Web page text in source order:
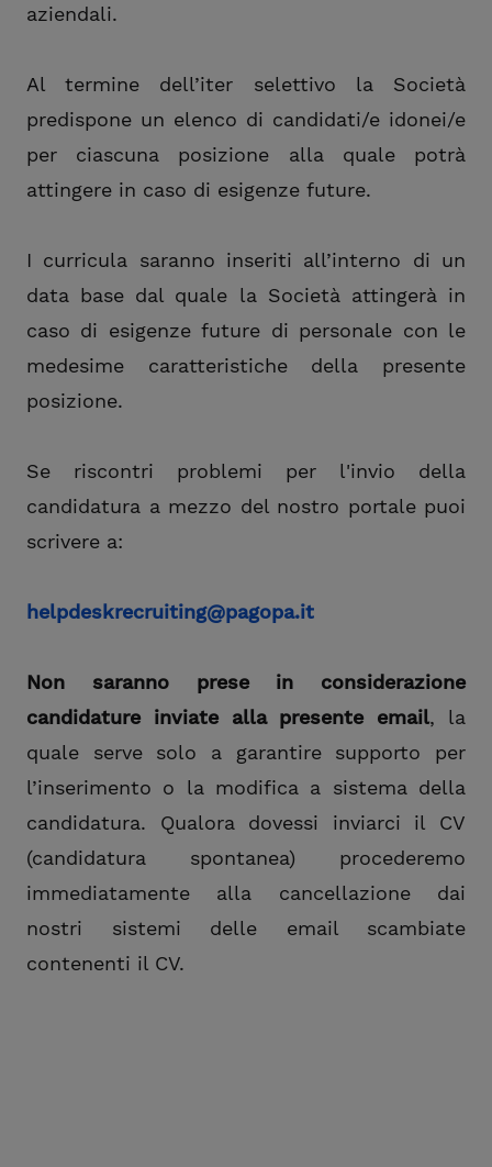
aziendali.
Al termine dell’iter selettivo la Società
predispone un elenco di candidati/e idonei/e
per ciascuna posizione alla quale potrà
attingere in caso di esigenze future.
I curricula saranno inseriti all’interno di un
data base dal quale la Società attingerà in
caso di esigenze future di personale con le
medesime caratteristiche della presente
posizione.
Se riscontri problemi per l'invio della
candidatura a mezzo del nostro portale puoi
scrivere a:
helpdeskrecruiting@pagopa.it
Non saranno prese in considerazione
candidature inviate alla presente email, la
quale serve solo a garantire supporto per
l’inserimento o la modifica a sistema della
candidatura. Qualora dovessi inviarci il CV
(candidatura spontanea) procederemo
immediatamente alla cancellazione dai
nostri sistemi delle email scambiate
contenenti il CV.